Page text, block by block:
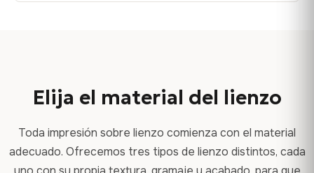
Elija el material del lienzo
Toda impresión sobre lienzo comienza con el material
adecuado. Ofrecemos tres tipos de lienzo distintos, cada